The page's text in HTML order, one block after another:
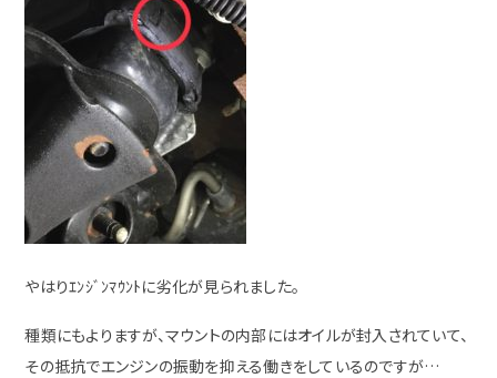
やはりｴﾝｼﾞﾝﾏｳﾝﾄに劣化が見られました。
種類にもよりますが、マウントの内部にはオイルが封入されていて、
その抵抗でエンジンの振動を抑える働きをしているのですが…